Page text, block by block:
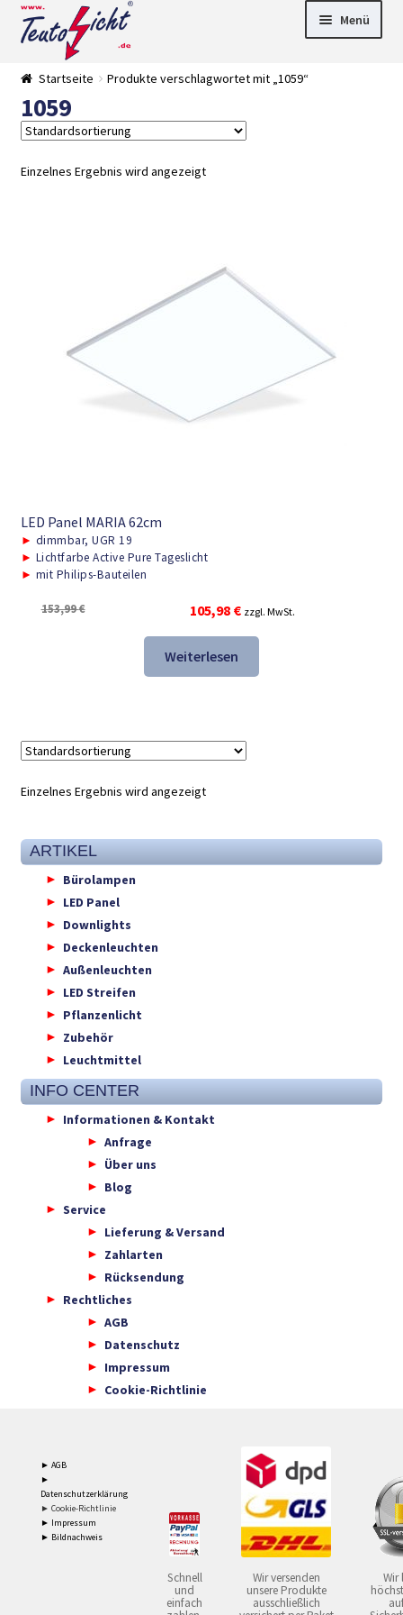
Zur
Navigation
springen
Springe
zum
Menü
►
Startseite Produkte verschlagwortet mit „1059“
1059
Einzelnes Ergebnis wird angezeigt
LED Panel MARIA 62cm
► dimmbar, UGR 19
► Lichtfarbe Active Pure Tageslicht
► mit Philips-Bauteilen
153,99€
Ursprünglicher
Preis
war:
153,99 €
105,98 €Aktueller
Preis
105,98 €.
zzgl. MwSt.
Weiterlesen
Einzelnes Ergebnis wird angezeigt
ARTIKEL
Bürolampen
LED Panel
Downlights
Deckenleuchten
Außenleuchten
LED Streifen
Pflanzenlicht
Zubehör
Leuchtmittel
INFO CENTER
Informationen & Kontakt
Anfrage
Über uns
Blog
Service
Lieferung & Versand
Zahlarten
Rücksendung
Rechtliches
AGB
Datenschutz
Impressum
Cookie-Richtlinie
► AGB
►
Datenschutzerklärung
► Cookie-Richtlinie
► Impressum
► Bildnachweis
Schnell
und
einfach
Wir versenden
unsere Produkte
ausschließlich
Wir